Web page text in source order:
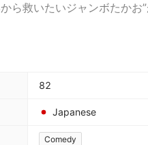
ら救いたいジャンボたかお”
82
Japanese
Comedy